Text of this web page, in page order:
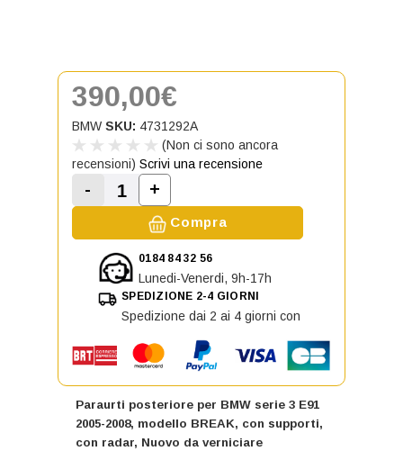
Paraurti posteriore per BMW serie 3 E91
2005-2008, modello BREAK, con supporti,
con radar, Nuovo da verniciare
390,00€
BMW SKU: 4731292A
(Non ci sono ancora
recensioni) Scrivi una recensione
Diminuisci la quantità di Paraurti posteriore
-
Aumenta la quantità di Paraurti
+
Compra
0184 84 32 56
Lunedi-Venerdi, 9h-17h
SPEDIZIONE 2-4 GIORNI
Spedizione dai 2 ai 4 giorni con